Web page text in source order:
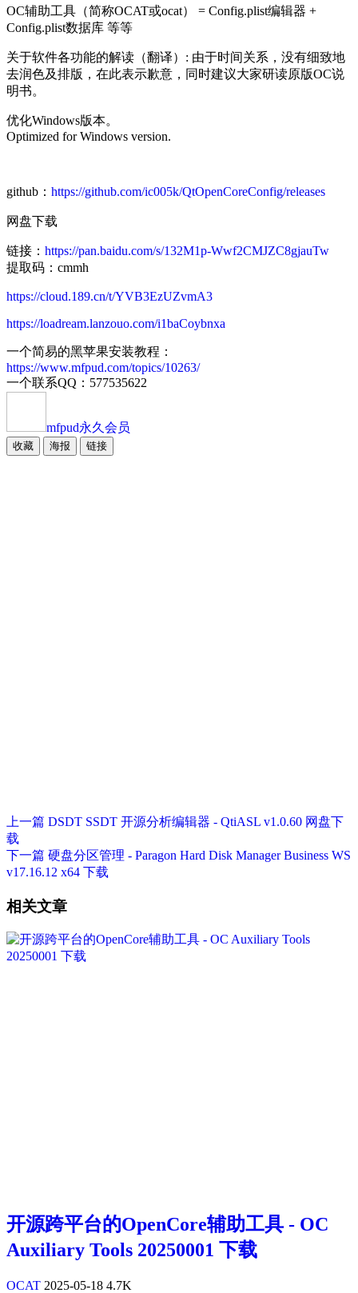
OC辅助工具（简称OCAT或ocat） = Config.plist编辑器 +
Config.plist数据库 等等
关于软件各功能的解读（翻译）: 由于时间关系，没有细致地
去润色及排版，在此表示歉意，同时建议大家研读原版OC说
明书。
优化Windows版本。
Optimized for Windows version.
github： https://github.com/ic005k/QtOpenCoreConfig/releases
网盘下载
链接： https://pan.baidu.com/s/132M1p-Wwf2CMJZC8gjauTw
提取码：cmmh
https://cloud.189.cn/t/YVB3EzUZvmA3
https://loadream.lanzouo.com/i1baCoybnxa
一个简易的黑苹果安装教程：
https://www.mfpud.com/topics/10263/
一个联系QQ：577535622
mfpud永久会员
收藏 海报 链接
上一篇 DSDT SSDT 开源分析编辑器 - QtiASL v1.0.60 网盘下
载
下一篇 硬盘分区管理 - Paragon Hard Disk Manager Business WS
v17.16.12 x64 下载
相关文章
开源跨平台的OpenCore辅助工具 - OC
Auxiliary Tools 20250001 下载
OCAT 2025-05-18 4.7K